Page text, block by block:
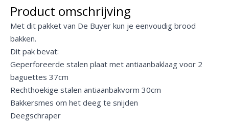
Product omschrijving
Met dit pakket van De Buyer kun je eenvoudig brood
bakken.
Dit pak bevat:
Geperforeerde stalen plaat met antiaanbaklaag voor 2
baguettes 37cm
Rechthoekige stalen antiaanbakvorm 30cm
Bakkersmes om het deeg te snijden
Deegschraper